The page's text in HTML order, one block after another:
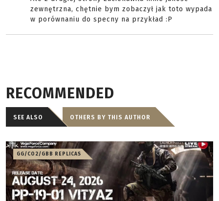
zewnętrzna, chętnie bym zobaczył jak toto wypada
w porównaniu do specny na przykład :P
RECOMMENDED
SEE ALSO OTHERS BY THIS AUTHOR
GG/CO2/GBB REPLICAS